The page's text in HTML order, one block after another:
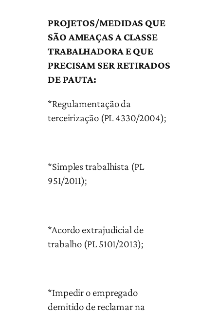
PROJETOS/MEDIDAS QUE
SÃO AMEAÇAS A CLASSE
TRABALHADORA E QUE
PRECISAM SER RETIRADOS
DE PAUTA:
*Regulamentação da
terceirização (PL 4330/2004);
*Simples trabalhista (PL
951/2011);
*Acordo extrajudicial de
trabalho (PL 5101/2013);
*Impedir o empregado
demitido de reclamar na